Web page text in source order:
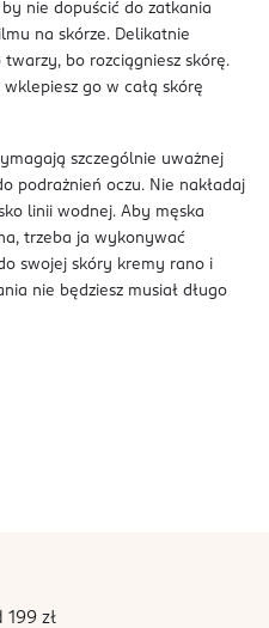
nie dopuścić do zatkania
na skórze. Delikatnie
bo rozciągniesz skórę.
go w całą skórę
szczególnie uważnej
podrażnień oczu. Nie nakładaj
linii wodnej. Aby męska
trzeba ja wykonywać
swojej skóry kremy rano i
nie będziesz musiał długo
199 zł